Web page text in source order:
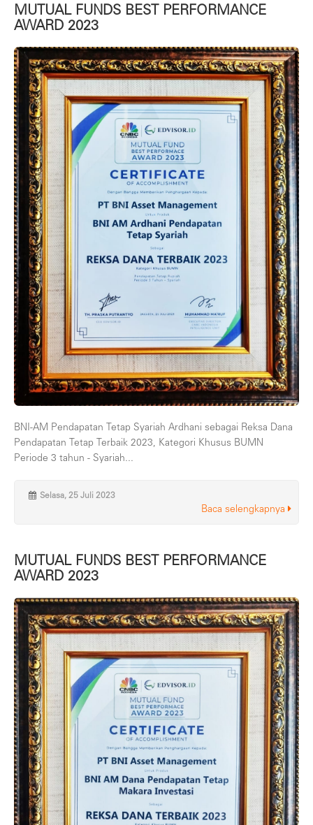
MUTUAL FUNDS BEST PERFORMANCE
AWARD 2023
BNI-AM Pendapatan Tetap Syariah Ardhani sebagai Reksa Dana
Pendapatan Tetap Terbaik 2023, Kategori Khusus BUMN
Periode 3 tahun - Syariah...
Selasa, 25 Juli 2023
Baca selengkapnya
MUTUAL FUNDS BEST PERFORMANCE
AWARD 2023